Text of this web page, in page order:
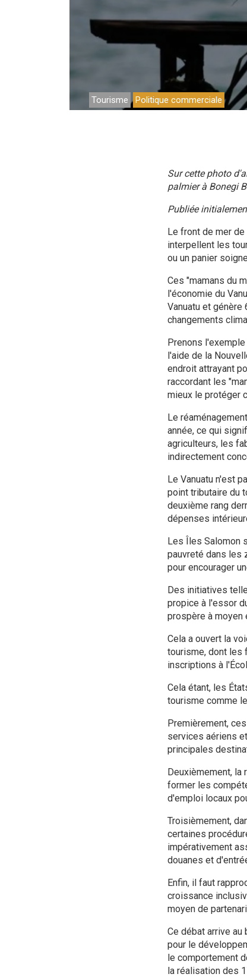
Tourisme Politique commerciale
Sur cette photo
palmier à Bonegi
Publiée
Le front de mer
interpellent les
ou un panier
Ces "mamans du
l'économie du
Vanuatu et génère
changements
Prenons
l'aide de la
endroit attrayant
raccordant les
mieux le protéger
Le
année, ce qui
agriculteurs, les
indirectement
Le Vanuatu n'est
point tributaire du
deuxième rang
dépenses
Les Îles Salomon
pauvreté dans les
pour encourager
Des initiatives
propice à l'essor
prospère à moyen
Cela a ouvert la
tourisme, dont les
inscriptions à
Cela étant, les
tourisme comme
Premièrement,
services aériens
principales
Deuxièmement,
former les
d'emploi locaux
Troisièmement,
certaines
impérativement
douanes et
Enfin, il faut
croissance
moyen de
Ce débat arrive
pour le
le comportement
la réalisation des